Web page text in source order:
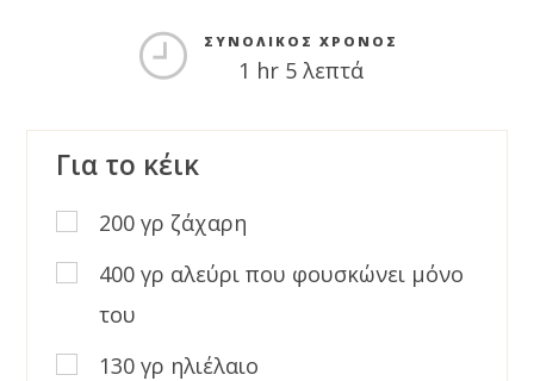
ΣΥΝΟΛΙΚΌΣ ΧΡΌΝΟΣ
1 hr 5 λεπτά
Για το κέικ
200 γρ ζάχαρη
400 γρ αλεύρι που φουσκώνει μόνο
του
130 γρ ηλιέλαιο